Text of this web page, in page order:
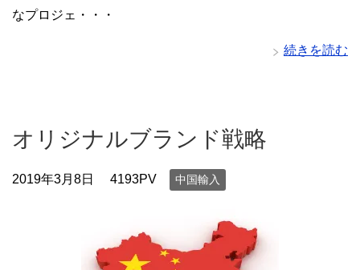
なプロジェ・・・
続きを読む
オリジナルブランド戦略
2019年3月8日 4193PV 中国輸入